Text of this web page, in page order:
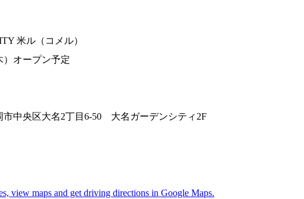
米ル（コメル）
）オープン予定
市中央区大名2丁目6-50 大名ガーデンシティ2F
view maps and get driving directions in Google Maps.